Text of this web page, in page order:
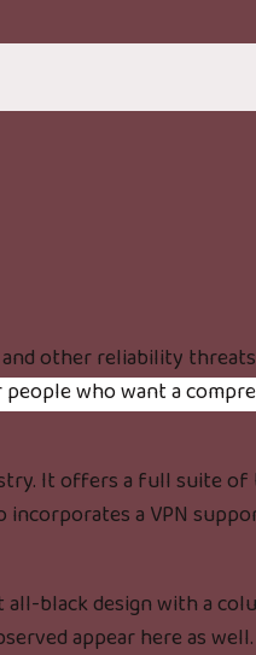
other reliability
people who want a
It offers a full suite
a VPN
black design with a
appear here as